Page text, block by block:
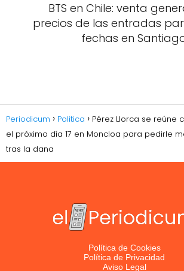
BTS en Chile: venta
precios de las entradas
fechas en
Periodicum Política
Pérez Llorca se reúne
el próximo día 17 en Moncloa para pedirle
tras la dana
Política de Cookies
Política de Privacidad
Aviso Legal